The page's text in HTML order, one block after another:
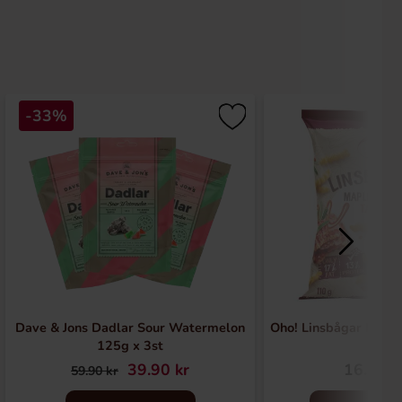
-33%
Dave & Jons Dadlar Sour Watermelon
125g x 3st
59.90 kr 39.90 kr
Oho! Linsbågar